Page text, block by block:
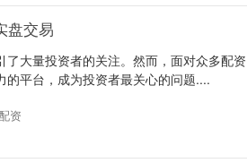
盘交易
大量投资者的关注。然而，面对众多配资
平台，成为投资者最关心的问题....
资